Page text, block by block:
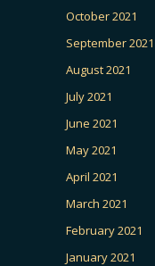
October 2021
September 2021
August 2021
July 2021
June 2021
May 2021
April 2021
March 2021
February 2021
January 2021